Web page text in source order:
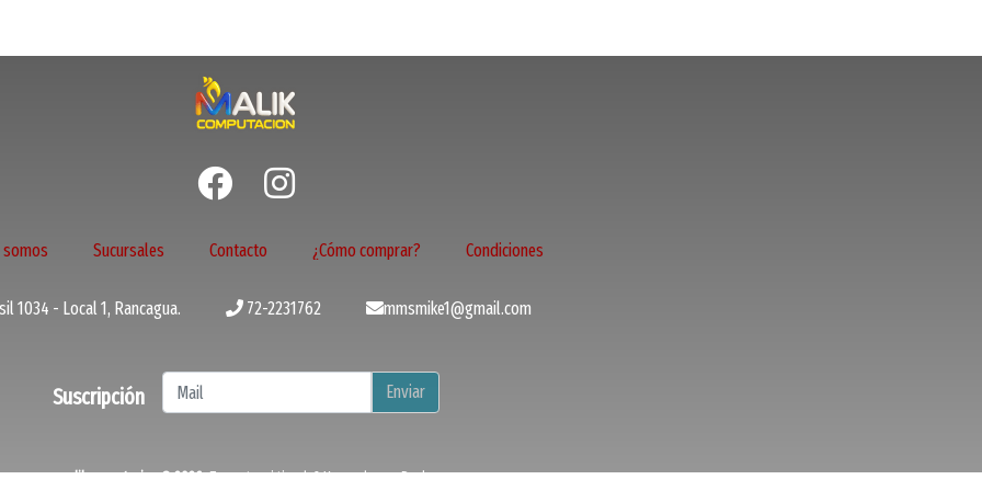
somos Sucursales Contacto ¿Cómo comprar? Condiciones
1034 - Local 1, Rancagua. 72-2231762 mmsmike1@gmail.com
Suscripción Enviar
malikcomputacion © 2026¿Te gusta mi tienda? Yo vendo conBsale